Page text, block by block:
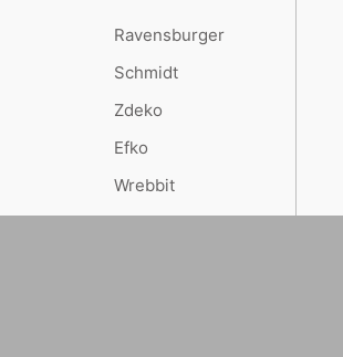
Ravensburger
Schmidt
Zdeko
Efko
Wrebbit